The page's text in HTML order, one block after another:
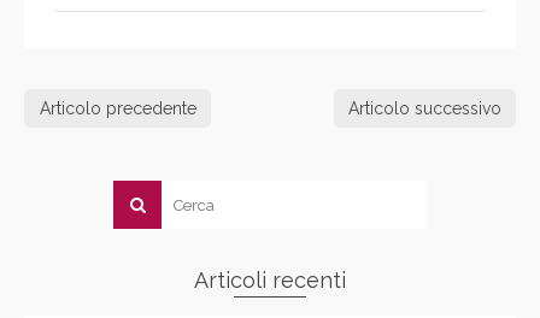
Articolo precedente Articolo successivo
Articoli recenti